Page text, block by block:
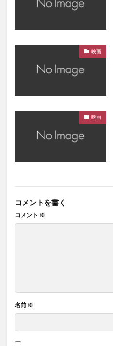
映画
映画
コメントを書く
コメント ※
名前 ※